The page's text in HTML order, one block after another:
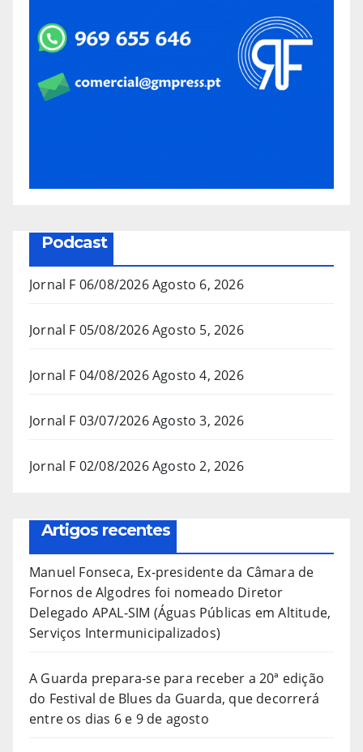
Podcast
Jornal F 06/08/2026Agosto 6, 2026
Jornal F 05/08/2026Agosto 5, 2026
Jornal F 04/08/2026Agosto 4, 2026
Jornal F 03/07/2026Agosto 3, 2026
Jornal F 02/08/2026Agosto 2, 2026
Artigos recentes
Manuel Fonseca, Ex-presidente da Câmara de
Fornos de Algodres foi nomeado Diretor
Delegado APAL-SIM (Águas Públicas em Altitude,
Serviços Intermunicipalizados)
A Guarda prepara-se para receber a 20ª edição
do Festival de Blues da Guarda, que decorrerá
entre os dias 6 e 9 de agosto